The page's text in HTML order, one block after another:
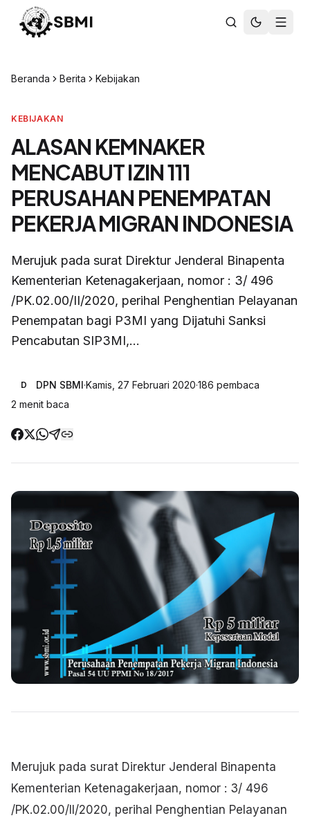
Beranda Berita Kebijakan
KEBIJAKAN
ALASAN KEMNAKER
MENCABUT IZIN 111
PERUSAHAN PENEMPATAN
PEKERJA MIGRAN INDONESIA
Merujuk pada surat Direktur Jenderal Binapenta
Kementerian Ketenagakerjaan, nomor : 3/ 496
/PK.02.00/II/2020, perihal Penghentian Pelayanan
Penempatan bagi P3MI yang Dijatuhi Sanksi
Pencabutan SIP3MI,...
D DPN SBMI·Kamis, 27 Februari 2020·186 pembaca
2 menit baca
Merujuk pada surat Direktur Jenderal Binapenta
Kementerian Ketenagakerjaan, nomor : 3/ 496
/PK.02.00/II/2020, perihal Penghentian Pelayanan